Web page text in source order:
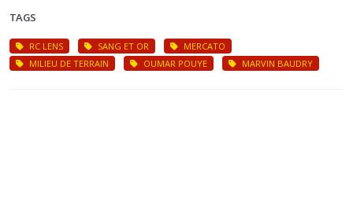
TAGS
RC LENS SANG ET OR
MERCATO
MILIEU DE TERRAIN
OUMAR POUYE MARVIN BAUDRY